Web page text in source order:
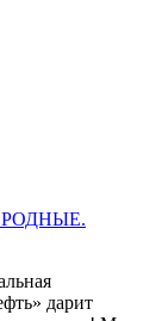
дарит